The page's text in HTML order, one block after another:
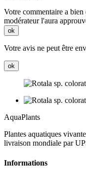
Votre commentaire a
modérateur l'aura
ok
Votre avis ne peut être
ok
AquaPlants
Plantes aquatiques
livraison mondiale par
Informations